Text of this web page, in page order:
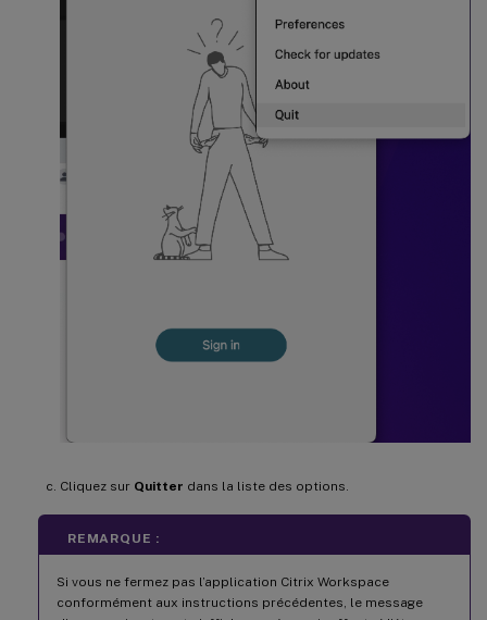
Cliquez sur Quitter dans la liste des options.
REMARQUE :
Si vous ne fermez pas l’application Citrix Workspace
conformément aux instructions précédentes, le message